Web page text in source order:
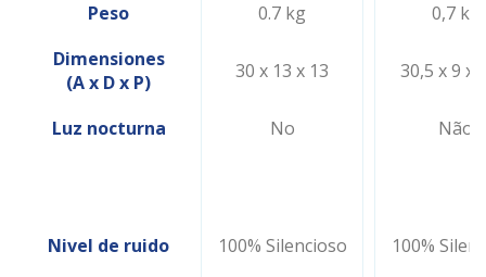
Peso 0.7 kg
0,7 kg
Dimensiones
(A x D x P)
30 x 13 x 13 30,5 x 9 x
Luz nocturna No Não
Nivel de ruido 100% Silencioso 100%